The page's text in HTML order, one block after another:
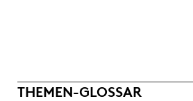
THEMEN-GLOSSAR